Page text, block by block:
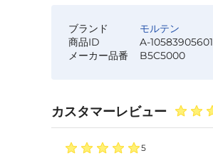
ブランド
モルテン
商品ID
A-10583905601
メーカー品番
B5C5000
カスタマーレビュー
5